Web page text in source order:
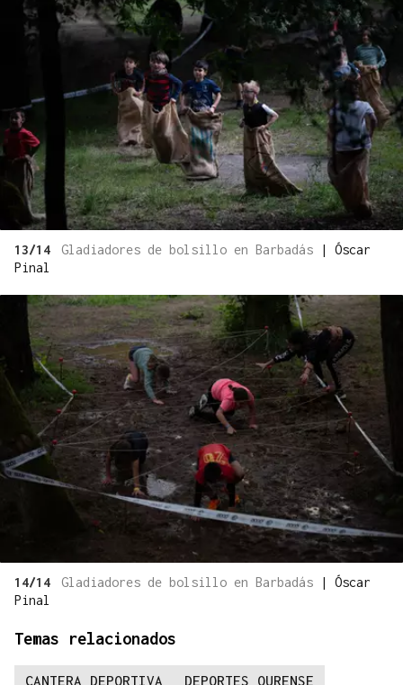
13/14 Gladiadores de bolsillo en Barbadás | Óscar
Pinal
14/14 Gladiadores de bolsillo en Barbadás
Óscar
Pinal
Temas relacionados
CANTERA DEPORTIVA
DEPORTES OURENSE